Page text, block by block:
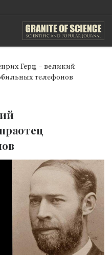
Герц – великий
телефонов